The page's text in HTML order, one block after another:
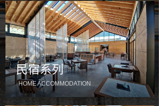
HOME ACCOMMODATION
民宿系列